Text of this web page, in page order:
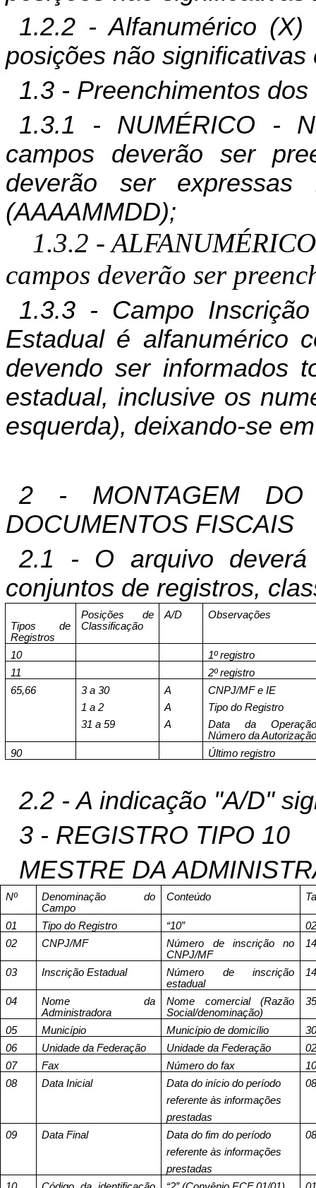
1.2.2 - Alfanumérico
posições não significativas
1.3 - Preenchimentos
1.3.1 - NUMÉRICO -
campos deverão ser
deverão ser
(AAAAMMDD);
1.3.2 -
campos deverão ser
1.3.3 - Campo
Estadual é alfanumérico
devendo ser informados
estadual, inclusive os
esquerda), deixando-se
2 - MONTAGEM DO
DOCUMENTOS FISCAIS
2.1 - O arquivo deverá
conjuntos de registros,
Tipos de
Registros
Posições de
Classificação
A/D Observações
10
1º registro
11
2º registro
65,66
3 a 30
1 a 2
31 a 59
A
A
A
CNPJ/MF e IE
Tipo do Registro
Data da
Número da
90
Último registro
2.2 - A indicação "A/D"
3 - REGISTRO TIPO 10
MESTRE DA
Nº
Denominação do
Campo
Conteúdo
01 Tipo do Registro “10”
02
CNPJ/MF
Número de inscrição no
CNPJ/MF
03 Inscrição Estadual
Número de inscrição
estadual
04
Nome da
Administradora
Nome comercial (Razão
Social/denominação)
05 Município Município de domicílio
06
Unidade da Federação Unidade da Federação
07
Fax Número do fax
08
Data Inicial
Data do início do período
referente às informações
prestadas
09 Data Final
Data do fim do período
referente às informações
prestadas